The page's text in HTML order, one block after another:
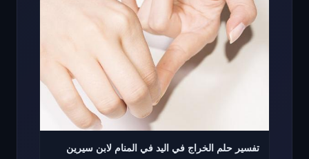
تفسير حلم الخراج في اليد في المنام لابن سيرين